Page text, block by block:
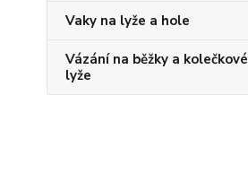
Vaky na lyže a hole
Vázání na běžky a kolečkové
lyže